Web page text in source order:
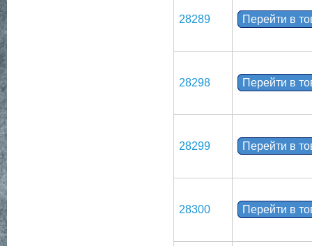
28289 Перейти в
28298 Перейти в
28299 Перейти в
28300 Перейти в